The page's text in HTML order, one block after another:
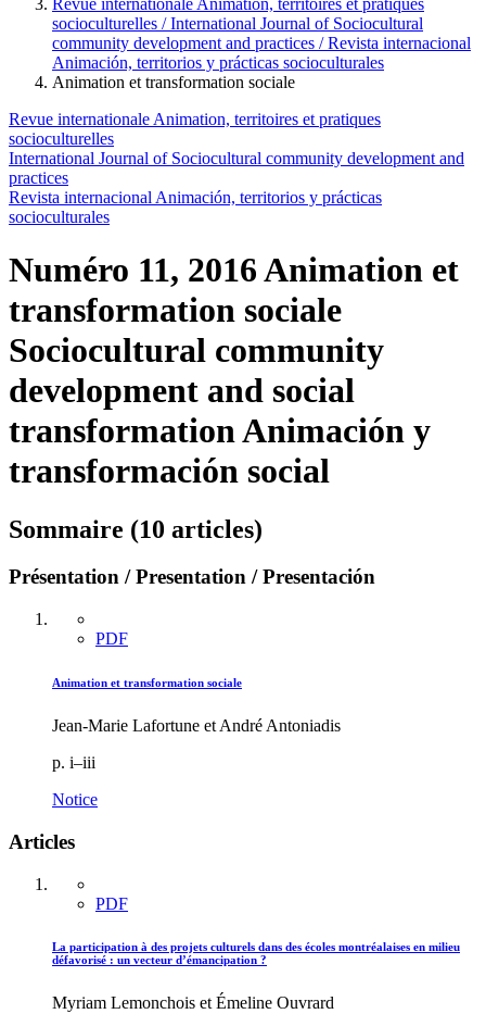
socioculturelles / International Journal of Sociocultural
community development and practices / Revista internacional
Animación, territorios y prácticas socioculturales
Animation et transformation sociale
Revue internationale Animation, territoires et pratiques
socioculturelles
International Journal of Sociocultural community development and
practices
Revista internacional Animación, territorios y prácticas
socioculturales
Numéro 11, 2016Animation et
transformation sociale
Sociocultural community
development and social
transformationAnimación y
transformación social
Sommaire (10 articles)
Présentation / Presentation / Presentación
PDF
Animation et transformation sociale
Jean-Marie Lafortune et André Antoniadis
p. i–iii
Notice
Articles
PDF
La participation à des projets culturels dans des écoles montréalaises en milieu
défavorisé : un vecteur d’émancipation ?
Myriam Lemonchois et Émeline Ouvrard